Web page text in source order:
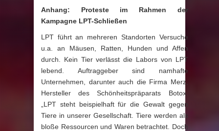
Anhang:
Proteste im Rahmen der
Kampagne LPT-Schließen
LPT führt an mehreren Standorten Versuche
u.a. an Mäusen, Ratten, Hunden und Affen
durch. Kein Tier verlässt die Labors von LPT
lebend. Auftraggeber sind namhafte
Unternehmen, darunter auch die Firma Merz,
Hersteller des Schönheitspräparats Botox.
„LPT steht beispielhaft für die Gewalt gegen
Tiere in unserer Gesellschaft. Tiere werden als
bloße Ressourcen und Waren betrachtet. Doch